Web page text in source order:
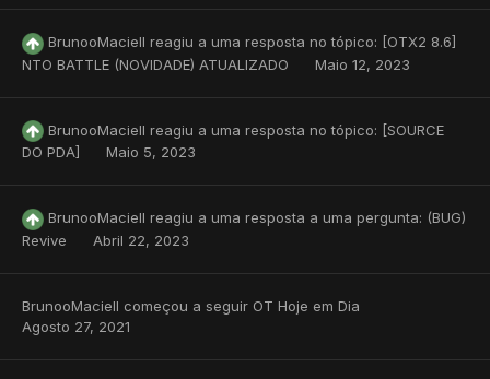
BrunooMaciell reagiu a uma resposta no tópico: [OTX2 8.6]
NTO BATTLE (NOVIDADE) ATUALIZADO
Maio 12, 2023
BrunooMaciell reagiu a uma resposta no tópico: [SOURCE
DO PDA]
Maio 5, 2023
BrunooMaciell reagiu a uma resposta a uma pergunta: (BUG)
Revive
Abril 22, 2023
BrunooMaciell começou a seguir OT Hoje em Dia
Agosto 27, 2021